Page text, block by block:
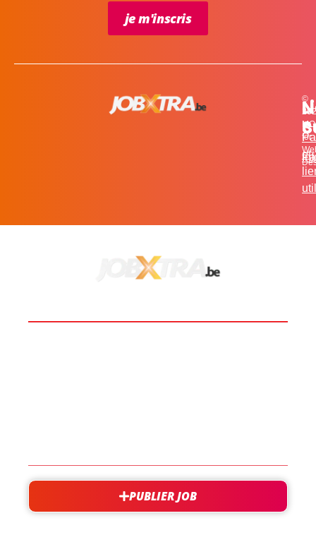
et
©
for
je m'inscris
PUBLIER JOB